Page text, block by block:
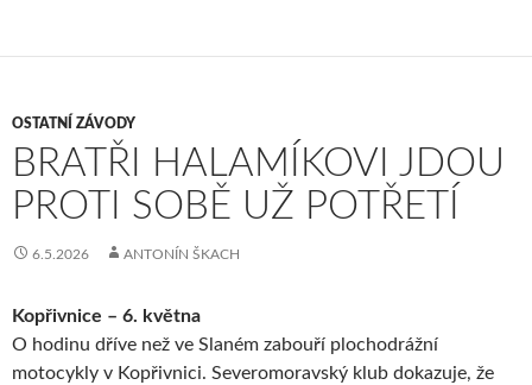
OSTATNÍ ZÁVODY
BRATŘI HALAMÍKOVI JDOU
PROTI SOBĚ UŽ POTŘETÍ
6.5.2026 ANTONÍN ŠKACH
Kopřivnice – 6. května
O hodinu dříve než ve Slaném zabouří plochodrážní
motocykly v Kopřivnici. Severomoravský klub dokazuje, že